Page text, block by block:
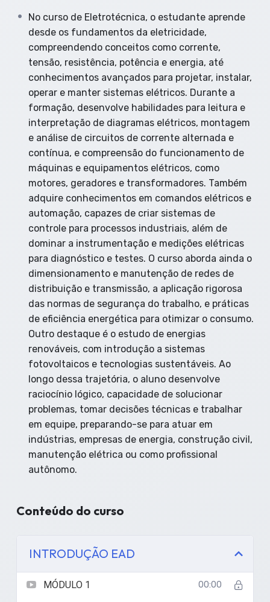
Industrial, Desenho Técnico e Leitura de Diagramas
Elétricos, além de Segurança do Trabalho e Normas
Técnicas. Essas matérias oferecem base teórica e
prática para compreender desde a geração até o
consumo de energia elétrica, passando por
transmissão, distribuição e aplicações industriais e
residenciais.
No campo de trabalho, o profissional de
Eletrotécnica pode atuar em empresas de geração,
transmissão e distribuição de energia, indústrias de
diversos setores, construtoras, empresas de
manutenção e montagem elétrica, setores de
automação, e também como autônomo na
elaboração de projetos e execução de instalações.
As atividades podem incluir análise e diagnóstico de
falhas em sistemas elétricos, dimensionamento de
cabos e dispositivos de proteção, implementação de
sistemas automatizados, manutenção preventiva e
corretiva, supervisão de equipes técnicas e
aplicação de normas de segurança e eficiência
energética. A área ainda permite especializações
em energias renováveis, sistemas fotovoltaicos,
controle de processos e manutenção industrial, o
que amplia as oportunidades no mercado.
No curso de Eletrotécnica, o estudante aprende
desde os fundamentos da eletricidade,
compreendendo conceitos como corrente,
tensão, resistência, potência e energia, até
conhecimentos avançados para projetar, instalar,
operar e manter sistemas elétricos. Durante a
formação, desenvolve habilidades para leitura e
interpretação de diagramas elétricos, montagem
e análise de circuitos de corrente alternada e
contínua, e compreensão do funcionamento de
máquinas e equipamentos elétricos, como
motores, geradores e transformadores. Também
adquire conhecimentos em comandos elétricos e
automação, capazes de criar sistemas de
controle para processos industriais, além de
dominar a instrumentação e medições elétricas
para diagnóstico e testes. O curso aborda ainda o
dimensionamento e manutenção de redes de
distribuição e transmissão, a aplicação rigorosa
das normas de segurança do trabalho, e práticas
de eficiência energética para otimizar o consumo.
Outro destaque é o estudo de energias
renováveis, com introdução a sistemas
fotovoltaicos e tecnologias sustentáveis. Ao
longo dessa trajetória, o aluno desenvolve
raciocínio lógico, capacidade de solucionar
problemas, tomar decisões técnicas e trabalhar
em equipe, preparando-se para atuar em
indústrias, empresas de energia, construção civil,
manutenção elétrica ou como profissional
autônomo.
Conteúdo do curso
INTRODUÇÃO EAD
MÓDULO 1 00:00